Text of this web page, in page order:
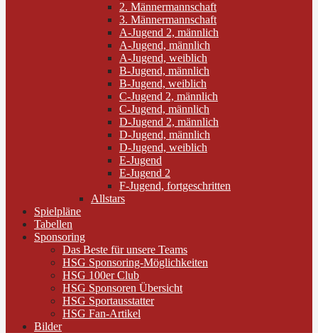
2. Männermannschaft
3. Männermannschaft
A-Jugend 2, männlich
A-Jugend, männlich
A-Jugend, weiblich
B-Jugend, männlich
B-Jugend, weiblich
C-Jugend 2, männlich
C-Jugend, männlich
D-Jugend 2, männlich
D-Jugend, männlich
D-Jugend, weiblich
E-Jugend
E-Jugend 2
F-Jugend, fortgeschritten
Allstars
Spielpläne
Tabellen
Sponsoring
Das Beste für unsere Teams
HSG Sponsoring-Möglichkeiten
HSG 100er Club
HSG Sponsoren Übersicht
HSG Sportausstatter
HSG Fan-Artikel
Bilder